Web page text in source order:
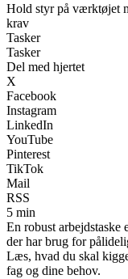
Hold styr på værktøjet
krav
Tasker
Tasker
Del med hjertet
X
Facebook
Instagram
LinkedIn
YouTube
Pinterest
TikTok
Mail
RSS
5 min
En robust
der har brug for
Læs, hvad du skal
fag og dine behov.